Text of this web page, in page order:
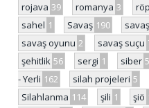
rojava 39 romanya 3
sahel 1 Savaş 190
savaş oyunu 2 savaş suçu
şehitlik 56 sergi 1 siber 5
- Yerli 162 silah projeleri 5
Silahlanma 114 şili 1 şiö